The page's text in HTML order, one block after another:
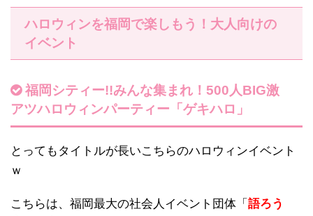
ハロウィンを福岡で楽しもう！大人向けの
イベント
福岡シティー!!みんな集まれ！500人BIG激
アツハロウィンパーティー「ゲキハロ」
とってもタイトルが長いこちらのハロウィンイベント
ｗ
こちらは、福岡最大の社会人イベント団体「 語ろう